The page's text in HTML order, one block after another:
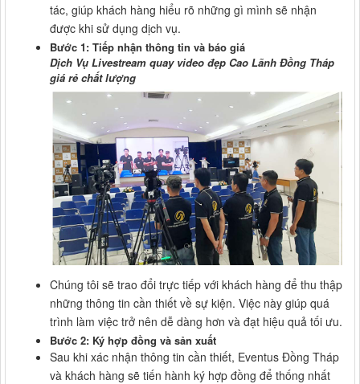
tác, giúp khách hàng hiểu rõ những gì mình sẽ nhận
được khi sử dụng dịch vụ.
Bước 1: Tiếp nhận thông tin và báo giá
Dịch Vụ Livestream quay video đẹp Cao Lãnh Đồng Tháp
giá rẻ chất lượng
Chúng tôi sẽ trao đổi trực tiếp với khách hàng để thu thập
những thông tin cần thiết về sự kiện. Việc này giúp quá
trình làm việc trở nên dễ dàng hơn và đạt hiệu quả tối ưu.
Bước 2: Ký hợp đồng và sản xuất
Sau khi xác nhận thông tin cần thiết, Eventus Đồng Tháp
và khách hàng sẽ tiến hành ký hợp đồng để thống nhất